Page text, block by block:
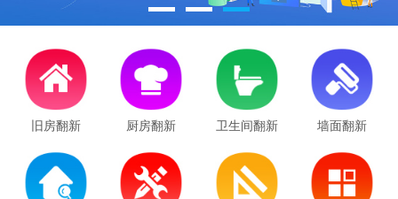
旧房翻新 厨房翻新 卫生间翻新 墙面翻新
翻欣屋优，成都二手房装修新选择—
成都老旧小区二手房装修流程及工期
成都老房翻新需要办理的装修手续
成都老房翻新攻略：墙面翻新步骤及
成都二手房简装攻略：预算有限也能